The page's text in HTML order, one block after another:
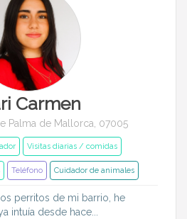
Carmen
Palma de Mallorca, 07005
Visitas diarias / comidas
Teléfono Cuidador de animales
perritos de mi barrio, he
intuía desde hace...